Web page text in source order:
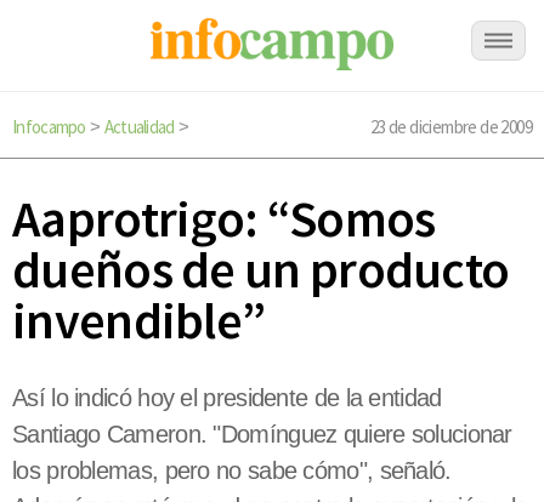
Infocampo > Actualidad > 23 de diciembre de 2009
Aaprotrigo: “Somos
dueños de un producto
invendible”
Así lo indicó hoy el presidente de la entidad
Santiago Cameron. "Domínguez quiere solucionar
los problemas, pero no sabe cómo", señaló.